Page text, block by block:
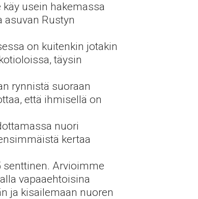
usein hakemassa
asuvan Rustyn
on kuitenkin jotakin
täysin
rynnistä suoraan
että ihmisellä on
nuori
kertaa
senttinen. Arvioimme
vapaaehtoisina
ja kisailemaan nuoren